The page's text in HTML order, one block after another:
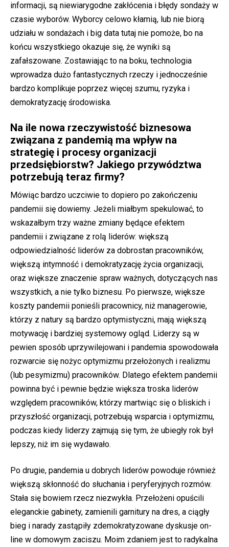
informacji, są niewiarygodne zakłócenia i błędy sondaży w
czasie wyborów. Wyborcy celowo kłamią, lub nie biorą
udziału w sondażach i big data tutaj nie pomoże, bo na
końcu wszystkiego okazuje się, że wyniki są
zafałszowane. Zostawiając to na boku, technologia
wprowadza dużo fantastycznych rzeczy i jednocześnie
bardzo komplikuje poprzez więcej szumu, ryzyka i
demokratyzację środowiska.
Na ile nowa rzeczywistość biznesowa
związana z pandemią ma wpływ na
strategię i procesy organizacji
przedsiębiorstw? Jakiego przywództwa
potrzebują teraz firmy?
Mówiąc bardzo uczciwie to dopiero po zakończeniu
pandemii się dowiemy. Jeżeli miałbym spekulować, to
wskazałbym trzy ważne zmiany będące efektem
pandemii i związane z rolą liderów: większą
odpowiedzialność liderów za dobrostan pracowników,
większą intymność i demokratyzację życia organizacji,
oraz większe znaczenie spraw ważnych, dotyczących nas
wszystkich, a nie tylko biznesu. Po pierwsze, większe
koszty pandemii ponieśli pracownicy, niż managerowie,
którzy z natury są bardzo optymistyczni, mają większą
motywację i bardziej systemowy ogląd. Liderzy są w
pewien sposób uprzywilejowani i pandemia spowodowała
rozwarcie się nożyc optymizmu przełożonych i realizmu
(lub pesymizmu) pracowników. Dlatego efektem pandemii
powinna być i pewnie będzie większa troska liderów
względem pracowników, którzy martwiąc się o bliskich i
przyszłość organizacji, potrzebują wsparcia i optymizmu,
podczas kiedy liderzy zajmują się tym, że ubiegły rok był
lepszy, niż im się wydawało.
Po drugie, pandemia u dobrych liderów powoduje również
większą skłonność do słuchania i peryferyjnych rozmów.
Stała się bowiem rzecz niezwykła. Przełożeni opuścili
eleganckie gabinety, zamienili garnitury na dres, a ciągły
bieg i narady zastąpiły zdemokratyzowane dyskusje on-
line w domowym zaciszu. Moim zdaniem jest to radykalna